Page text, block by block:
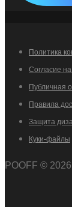
Политика
Согласие
Публичная
Правила
Защита
Куки-файлы
POOFF © 2026